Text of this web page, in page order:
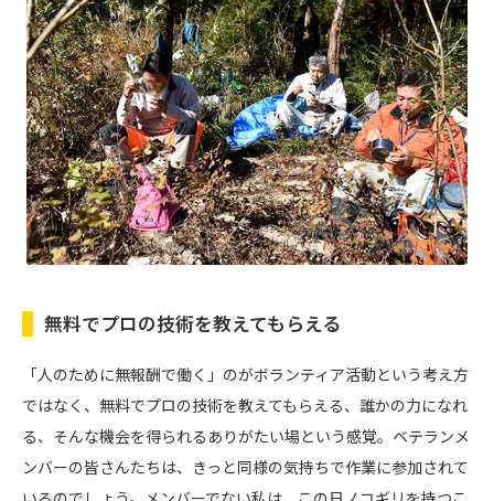
無料でプロの技術を教えてもらえる
「人のために無報酬で働く」のがボランティア活動という考え方
ではなく、無料でプロの技術を教えてもらえる、誰かの力になれ
る、そんな機会を得られるありがたい場という感覚。ベテランメ
ンバーの皆さんたちは、きっと同様の気持ちで作業に参加されて